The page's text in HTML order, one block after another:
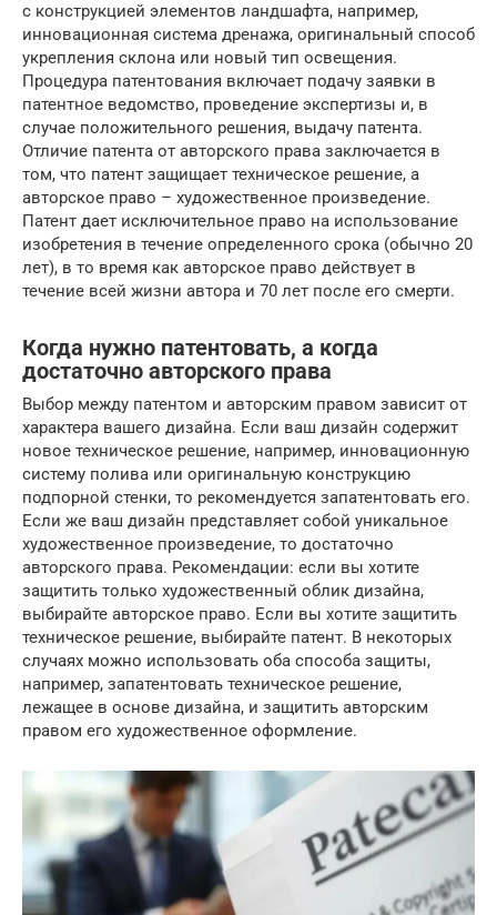
с конструкцией элементов ландшафта, например,
инновационная система дренажа, оригинальный способ
укрепления склона или новый тип освещения.
Процедура патентования включает подачу заявки в
патентное ведомство, проведение экспертизы и, в
случае положительного решения, выдачу патента.
Отличие патента от авторского права заключается в
том, что патент защищает техническое решение, а
авторское право – художественное произведение.
Патент дает исключительное право на использование
изобретения в течение определенного срока (обычно 20
лет), в то время как авторское право действует в
течение всей жизни автора и 70 лет после его смерти.
Когда нужно патентовать, а когда
достаточно авторского права
Выбор между патентом и авторским правом зависит от
характера вашего дизайна. Если ваш дизайн содержит
новое техническое решение, например, инновационную
систему полива или оригинальную конструкцию
подпорной стенки, то рекомендуется запатентовать его.
Если же ваш дизайн представляет собой уникальное
художественное произведение, то достаточно
авторского права. Рекомендации: если вы хотите
защитить только художественный облик дизайна,
выбирайте авторское право. Если вы хотите защитить
техническое решение, выбирайте патент. В некоторых
случаях можно использовать оба способа защиты,
например, запатентовать техническое решение,
лежащее в основе дизайна, и защитить авторским
правом его художественное оформление.